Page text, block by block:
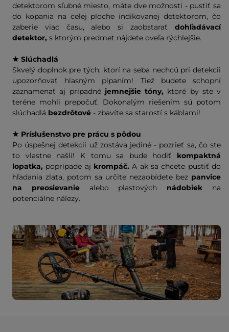
detektorom sľubné miesto, máte dve možnosti - pustiť sa
do kopania na celej ploche indikovanej detektorom, čo
zaberie viac času, alebo si zaobstarať dohľadávací
detektor, s ktorým predmet nájdete oveľa rýchlejšie.
★ Slúchadlá
Skvelý doplnok pre tých, ktorí na seba nechcú pri detekcii
upozorňovať hlasným pípaním! Tiež budete schopní
zaznamenať aj prípadné jemnejšie tóny, ktoré by ste v
teréne mohli prepočuť. Dokonalým riešením sú potom
slúchadlá bezdrôtové - zbavíte sa starostí s káblami!
★ Príslušenstvo pre prácu s pôdou
Po úspešnej detekcii už zostáva jediné - pozrieť sa, čo ste
to vlastne našli! K tomu sa bude hodiť kompaktná
lopatka, poprípade aj krompáč. A ak sa chcete pustiť do
hľadania zlata, potom sa určite nezaobídete bez panvice
na preosievaniealebo plastových nádobiek na
potenciálne nálezy.